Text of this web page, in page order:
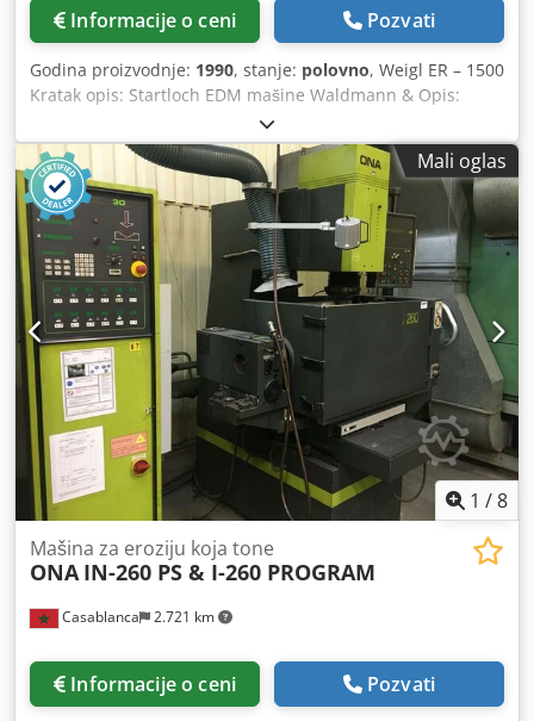
Informacije o ceni Pozvati
Godina proizvodnje: 1990, stanje: polovno, Weigl ER – 1500
Kratak opis: Startloch EDM mašine Waldmann & Opis:
Odmah dostupno sa lokacije : Start-hole EDM mašine
Waldmann & Weigl Tip ER – 1500 Godina građevinarstva:
1990 Veličina stola 500 x 500 mm Visina instalacije 400 mm
Twist bušilica 0.1 – 20 mm Slavine M 2 – M 20 Elektrode 1 -
12 mm Mašina za bušenje Interkrenn Economy 280 S
Podešavanje visine 700 mm Projekcija 180 mm Chsdpfx
Amsnzh Ivsgsa Quill potez 80 mm Domet brzine 120 – 2580
rpm Držač alata MK 2
Mali oglas
1 /8
Casablanca 2.721 km
Mašina za eroziju koja tone
ONA IN-260 PS & I-260 PROGRAM
Informacije o ceni Pozvati